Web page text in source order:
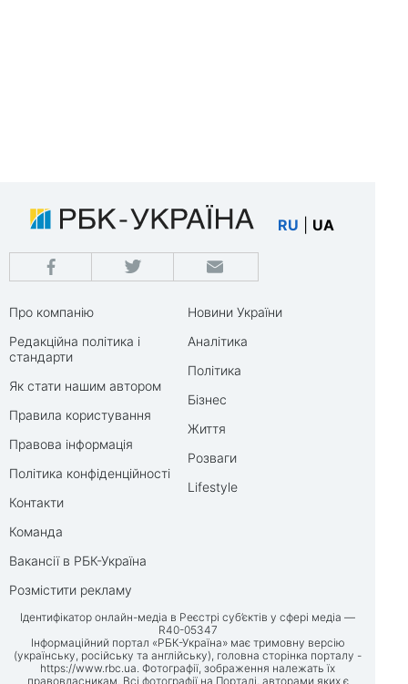
RU UA
Про компанію
Редакційна політика і
стандарти
Як стати нашим автором
Правила користування
Правова інформація
Політика конфіденційності
Контакти
Команда
Вакансії в РБК-Україна
Розмістити рекламу
Новини України
Аналітика
Політика
Бізнес
Життя
Розваги
Lifestyle
Ідентифікатор онлайн-медіа в Реєстрі суб’єктів у сфері медіа —
R40-05347
Інформаційний портал «РБК-Україна» має тримовну версію
(українську, російську та англійську), головна сторінка порталу -
https://www.rbc.ua. Фотографії, зображення належать їх
правовласникам. Всі фотографії на Порталі, авторами яких є